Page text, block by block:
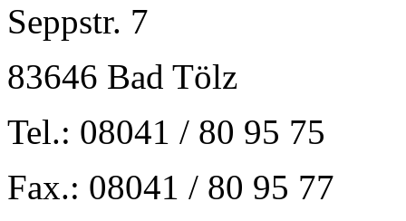
Seppstr. 7
83646 Bad Tölz
Tel.: 08041 / 80 95 75
Fax.: 08041 / 80 95 77